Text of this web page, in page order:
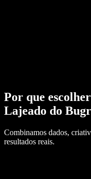
Por que
Lajeado do
Combinamos dados,
resultados reais.